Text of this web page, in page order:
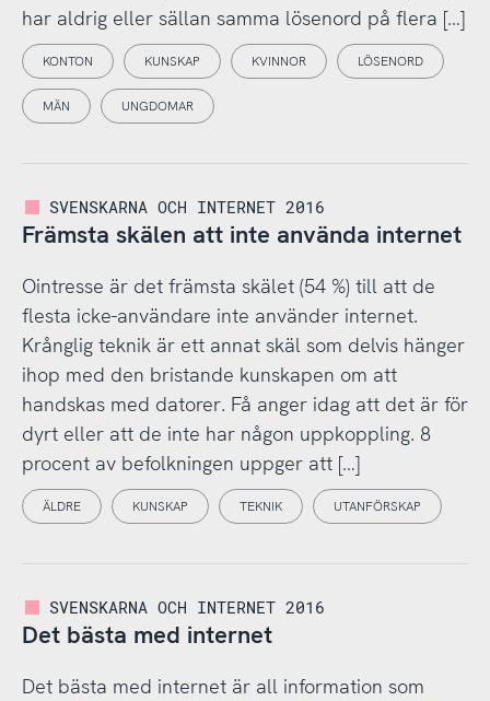
har aldrig eller sällan samma lösenord på flera […]
KONTON KUNSKAP KVINNOR LÖSENORD
MÄN UNGDOMAR
SVENSKARNA OCH INTERNET 2016
Främsta skälen att inte använda internet
Ointresse är det främsta skälet (54 %) till att de
flesta icke-användare inte använder internet.
Krånglig teknik är ett annat skäl som delvis hänger
ihop med den bristande kunskapen om att
handskas med datorer. Få anger idag att det är för
dyrt eller att de inte har någon uppkoppling. 8
procent av befolkningen uppger att […]
ÄLDRE KUNSKAP TEKNIK UTANFÖRSKAP
SVENSKARNA OCH INTERNET 2016
Det bästa med internet
Det bästa med internet är all information som